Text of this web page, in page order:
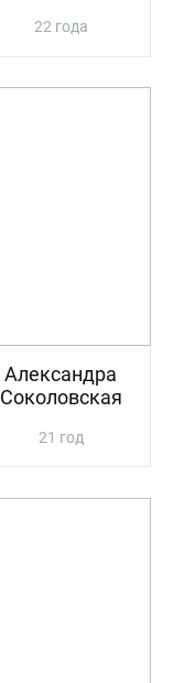
22 года
Александра
Соколовская
21 год